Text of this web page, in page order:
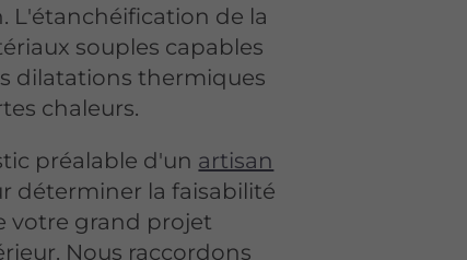
L'étanchéification de la
souples capables
dilatations thermiques
chaleurs.
préalable d'un artisan
déterminer la faisabilité
votre grand projet
Nous raccordons